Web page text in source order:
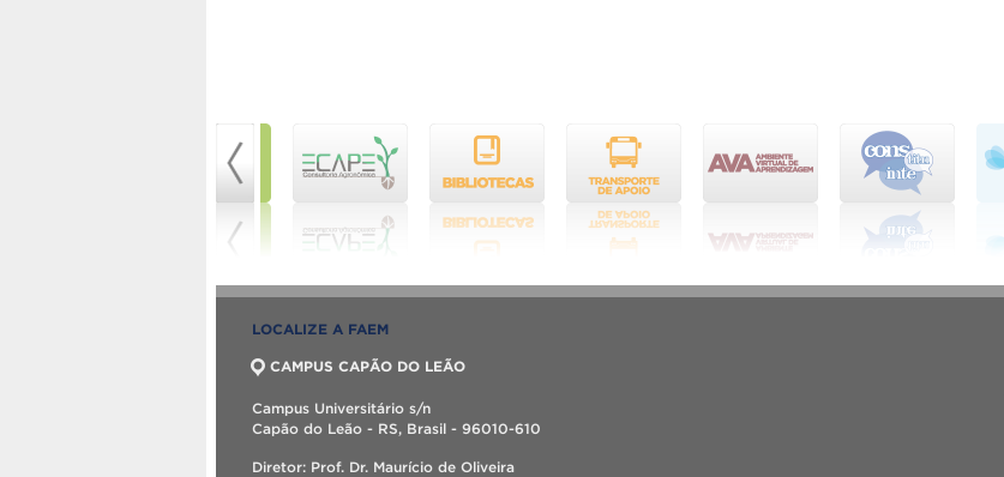
LOCALIZE A FAEM
CAMPUS CAPÃO DO LEÃO
Campus Universitário s/n
Capão do Leão - RS, Brasil - 96010-610
Diretor: Prof. Dr. Maurício de Oliveira